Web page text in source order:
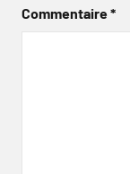
Commentaire*